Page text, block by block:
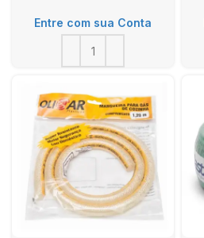
Entre com sua Conta